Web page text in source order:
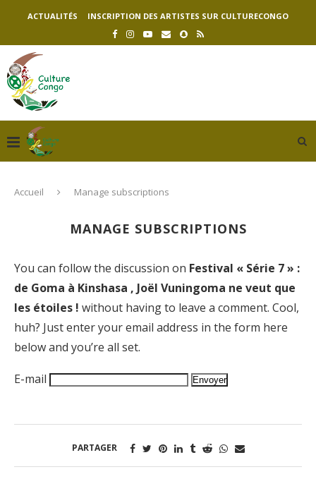
ACTUALITÉS INSCRIPTION DES ARTISTES SUR CULTURECONGO
Accueil Manage subscriptions
MANAGE SUBSCRIPTIONS
You can follow the discussion on Festival « Série 7 » :
de Goma à Kinshasa , Joël Vuningoma ne veut que
les étoiles ! without having to leave a comment. Cool,
huh? Just enter your email address in the form here
below and you’re all set.
E-mail
PARTAGER